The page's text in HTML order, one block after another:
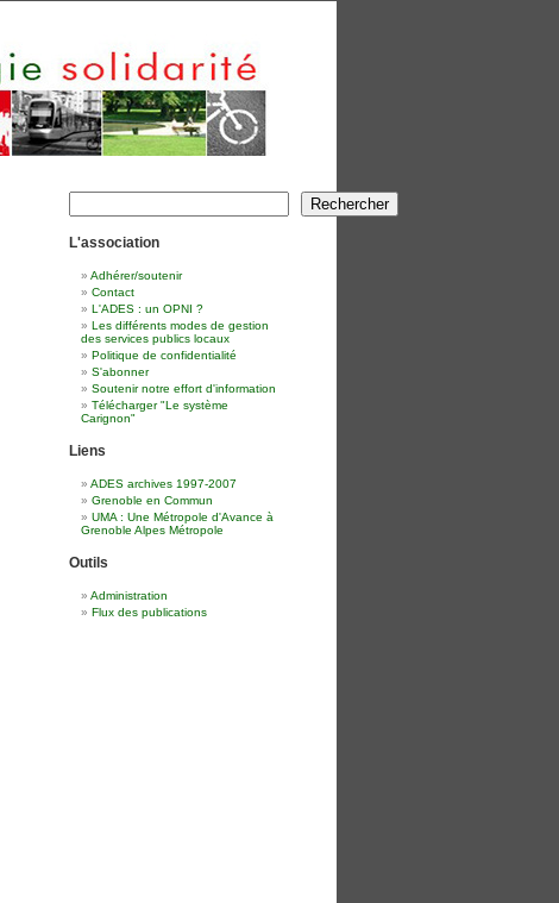
Rechercher Rechercher
L'association
Adhérer/soutenir
Contact
L'ADES : un OPNI ?
Les différents modes de gestion
des services publics locaux
Politique de confidentialité
S'abonner
Soutenir notre effort d'information
Télécharger "Le système
Carignon"
Liens
ADES archives 1997-2007
Grenoble en Commun
UMA : Une Métropole d'Avance à
Grenoble Alpes Métropole
Outils
Administration
Flux des publications